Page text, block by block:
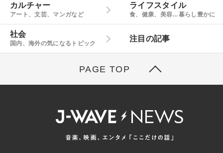
カルチャー
アート、文芸、マンガなど
ライフスタイル
食、健康、美容…暮らし豊かに
社会
国内、海外の気になるトピック
注目の記事
PAGE TOP